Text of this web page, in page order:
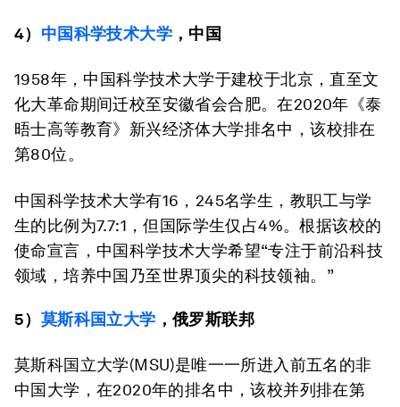
4） 中国科学技术大学 ，中国
1958年，中国科学技术大学于建校于北京，直至文
化大革命期间迁校至安徽省会合肥。在2020年《泰
晤士高等教育》新兴经济体大学排名中，该校排在
第80位。
中国科学技术大学有16，245名学生，教职工与学
生的比例为7.7:1，但国际学生仅占4%。根据该校的
使命宣言，中国科学技术大学希望“专注于前沿科技
领域，培养中国乃至世界顶尖的科技领袖。”
5） 莫斯科国立大学 ，俄罗斯联邦
莫斯科国立大学(MSU)是唯一一所进入前五名的非
中国大学，在2020年的排名中，该校并列排在第